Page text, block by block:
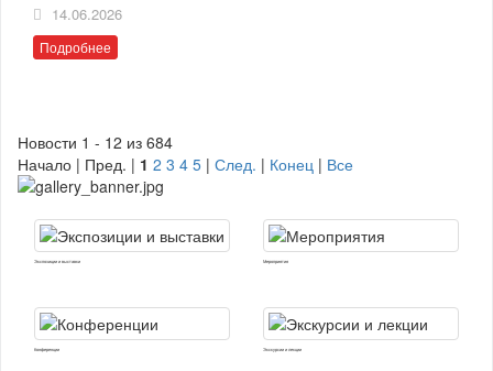
14.06.2026
Подробнее
Новости 1 - 12 из 684
Начало | Пред. | 1 2 3 4 5 | След. | Конец | Все
Экспозиции и выставки Мероприятия
Конференции Экскурсии и лекции